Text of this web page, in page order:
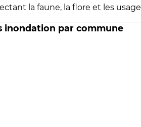
la faune, la flore et les
inondation par commune